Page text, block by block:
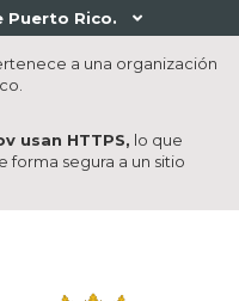
Puerto Rico. 
a una organización
usan HTTPS, lo que
forma segura a un sitio